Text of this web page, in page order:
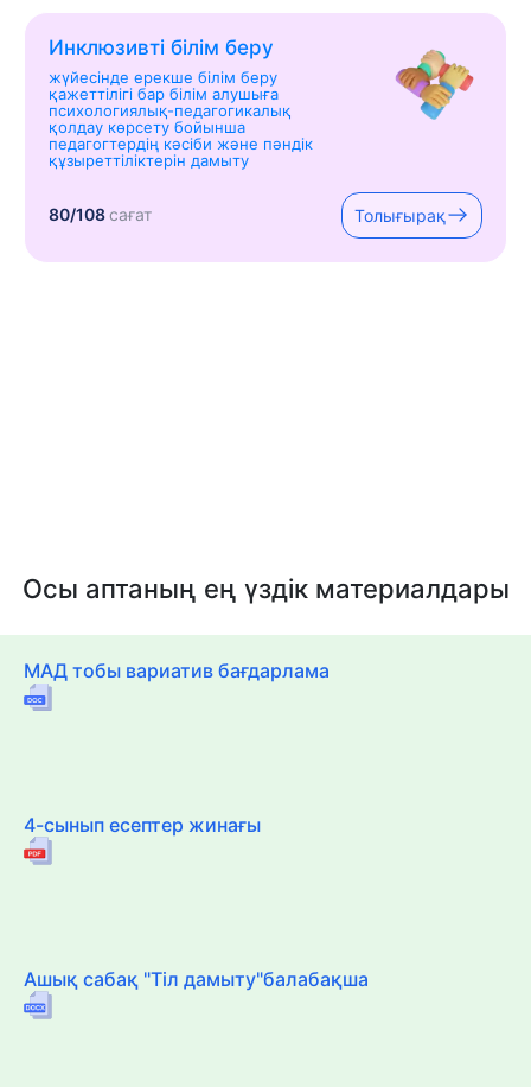
Инклюзивті білім беру
жүйесінде ерекше білім беру
қажеттілігі бар білім алушыға
психологиялық-педагогикалық
қолдау көрсету бойынша
педагогтердің кәсіби және пәндік
құзыреттіліктерін дамыту
80/108сағат Толығырақ
Осы аптаның ең үздік материалдары
МАД тобы вариатив бағдарлама
4-сынып есептер жинағы
Ашық сабақ "Тіл дамыту"балабақша